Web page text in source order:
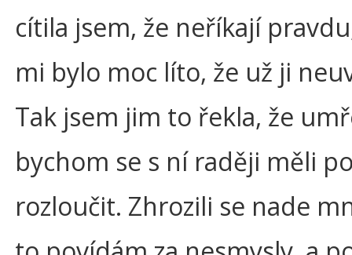
cítila jsem, že neříkají
mi bylo moc líto, že už ji
Tak jsem jim to řekla, že
bychom se s ní raději měli
rozloučit. Zhrozili se nade